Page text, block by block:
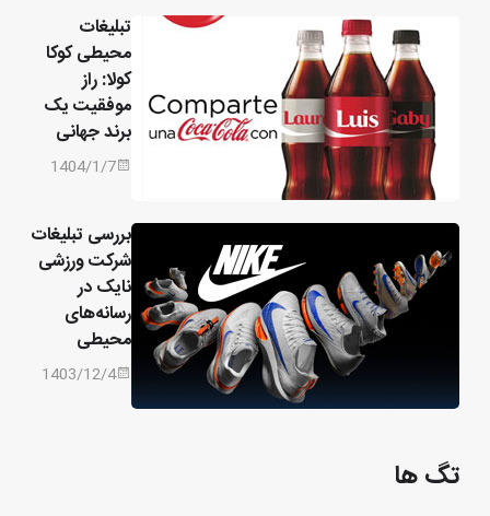
تبلیغات
محیطی کوکا
کولا: راز
موفقیت یک
برند جهانی
1404/1/7
بررسی تبلیغات
شرکت ورزشی
نایک در
رسانه‌های
محیطی
1403/12/4
تگ ها